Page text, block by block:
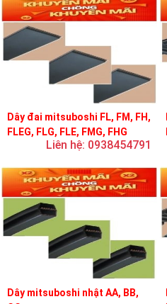
Dây đai mitsuboshi FL, FM, FH,
FLEG, FLG, FLE, FMG, FHG
Liên hệ: 0938454791
Dây mitsuboshi nhật AA, BB,